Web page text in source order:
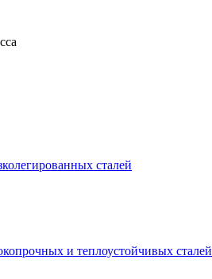
сталей
и теплоустойчивых сталей